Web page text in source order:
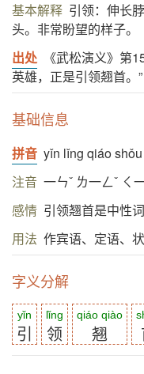
基本解释 引领：伸长
头。非常盼望的样子。
出处
《武松演义》第
英雄，正是引领翘首。”
基础信息
拼音 yǐn lǐng qiáo shǒu
注音 一ㄣˇ ㄌ一ㄥˇ ㄑ
感情 引领翘首是中性词
用法 作宾语、定语、
字义分解
yǐn
引
lǐng
领
qiáo qiào
翘